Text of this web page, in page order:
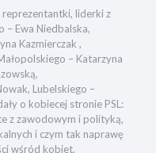
reprezentantki, liderki z
Ewa Niedbalska,
Kazmierczak ,
– Katarzyna
Lubelskiego –
o kobiecej stronie PSL:
z zawodowym i polityką,
i czym tak naprawę
wśród kobiet,